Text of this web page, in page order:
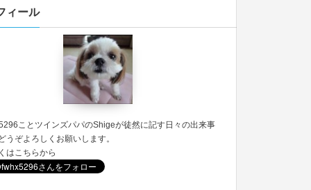
ィール
ことツインズパパのShigeが徒然に記す日々の出来事
うぞよろしくお願いします。
はこちらから